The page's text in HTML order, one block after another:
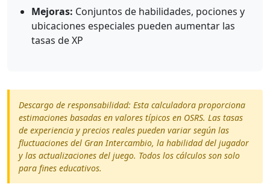
Mejoras: Conjuntos de habilidades, pociones y
ubicaciones especiales pueden aumentar las
tasas de XP
Descargo de responsabilidad: Esta calculadora proporciona
estimaciones basadas en valores típicos en OSRS. Las tasas
de experiencia y precios reales pueden variar según las
fluctuaciones del Gran Intercambio, la habilidad del jugador
y las actualizaciones del juego. Todos los cálculos son solo
para fines educativos.